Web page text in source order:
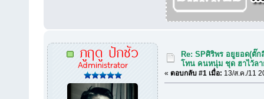
ภูฤดู ปักซัว
Administrator
Re: SPศิริพร อยูยอด(ตั๊
โทน คนหนุ่ม ชุด ฮาไว้ล
« ตอบกลับ #1 เมื่อ: 13/ส.ค./11